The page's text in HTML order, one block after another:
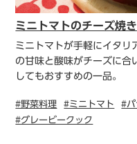
ミニトマトのチーズ焼き
ミニトマトが手軽にイタリ
の甘味と酸味がチーズに合
してもおすすめの一品。
#野菜料理 #ミニトマト #パ
#グレービークック